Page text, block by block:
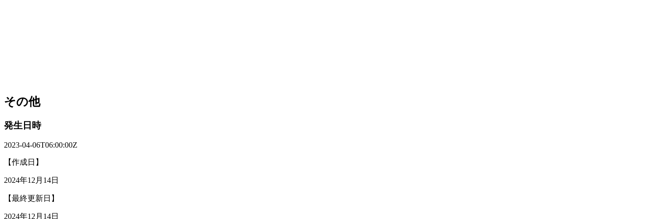
その他
発生日時
2023-04-06T06:00:00Z
【作成日】
2024年12月14日
【最終更新日】
2024年12月14日